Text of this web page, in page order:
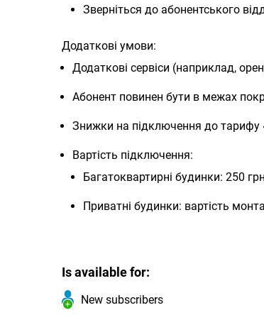
Зверніться до абонентського
Додаткові умови:
Додаткові сервіси (наприклад,
Абонент повинен бути в межах
Знижки на підключення до тарифу
Вартість підключення:
Багатоквартирні будинки: 250
Приватні будинки: вартість
Is available for:
New subscribers